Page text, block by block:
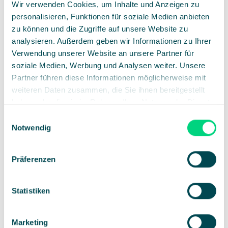
Wir verwenden Cookies, um Inhalte und Anzeigen zu
personalisieren, Funktionen für soziale Medien anbieten
zu können und die Zugriffe auf unsere Website zu
analysieren. Außerdem geben wir Informationen zu Ihrer
Verwendung unserer Website an unsere Partner für
soziale Medien, Werbung und Analysen weiter. Unsere
Partner führen diese Informationen möglicherweise mit
weiteren Daten zusammen, die Sie ihnen bereitgestellt
haben oder die sie im Rahmen Ihrer Nutzung der Dienste
Notwendig
Präferenzen
Statistiken
Marketing
Noemi Anesini
Event Managerin bei Electrolux Schweiz, Electrolux
FAQs
Wir beantworten die häufigsten Fragen zu
unserer Eventmanagement Software.
Schreib uns gerne
weiter.
Wir arbeiten aktuell mit Excel und